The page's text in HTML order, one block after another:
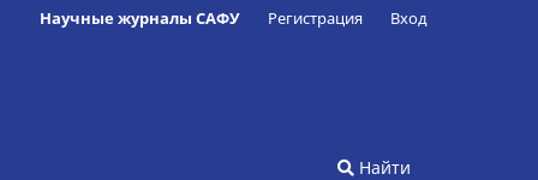
Найти
Научные журналы САФУ Регистрация Вход